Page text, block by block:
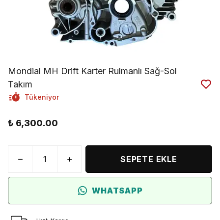
Mondial MH Drift Karter Rulmanlı Sağ-Sol
Takım
Tükeniyor
₺ 6,300.00
SEPETE EKLE
WHATSAPP